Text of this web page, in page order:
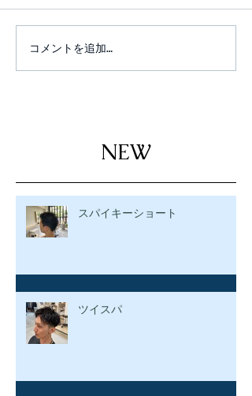
コメントを追加…
NEW
スパイキーショート
ツイスパ